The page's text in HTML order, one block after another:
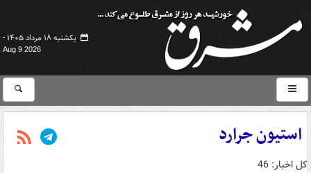
یکشنبه ۱۸ مرداد ۱۴۰۵ -
Aug 9 2026
استیون جرارد
کل اخبار: 46